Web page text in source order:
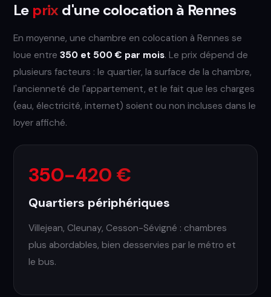
Le prix d'une colocation à Rennes
En moyenne, une chambre en colocation à Rennes se
loue entre 350 et 500 € par mois. Le prix dépend de
plusieurs facteurs : le quartier, la surface de la chambre,
l'ancienneté de l'appartement, et le fait que les charges
(eau, électricité, internet) soient ou non incluses dans le
loyer affiché.
350-420 €
Quartiers périphériques
Villejean, Cleunay, Cesson-Sévigné : chambres
plus abordables, bien desservies par le métro et
le bus.